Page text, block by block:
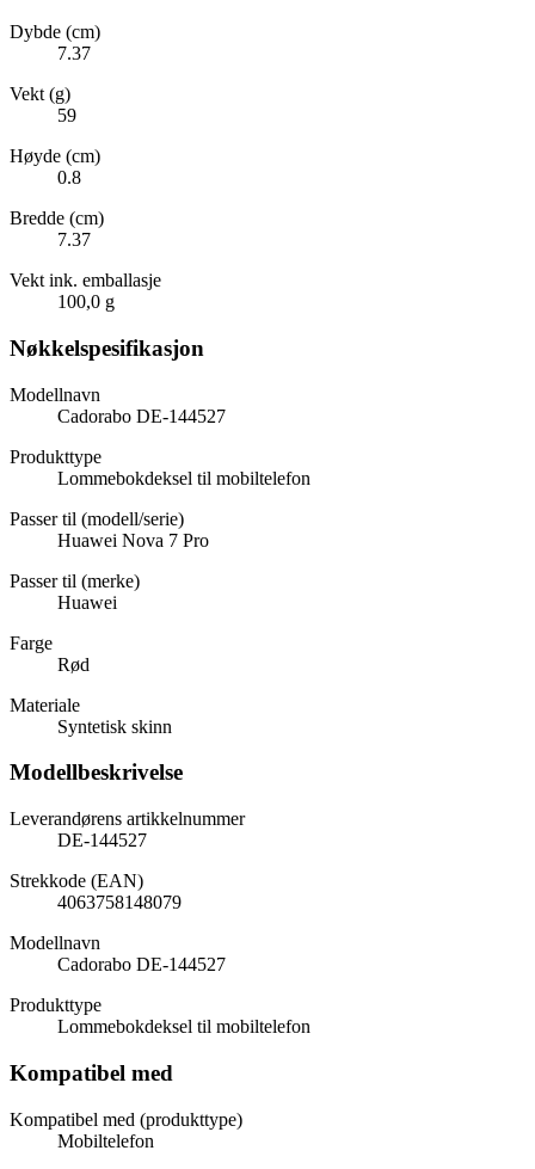
Dybde (cm)
7.37
Vekt (g)
59
Høyde (cm)
0.8
Bredde (cm)
7.37
Vekt ink. emballasje
100,0 g
Nøkkelspesifikasjon
Modellnavn
Cadorabo DE-144527
Produkttype
Lommebokdeksel til mobiltelefon
Passer til (modell/serie)
Huawei Nova 7 Pro
Passer til (merke)
Huawei
Farge
Rød
Materiale
Syntetisk skinn
Modellbeskrivelse
Leverandørens artikkelnummer
DE-144527
Strekkode (EAN)
4063758148079
Modellnavn
Cadorabo DE-144527
Produkttype
Lommebokdeksel til mobiltelefon
Kompatibel med
Kompatibel med (produkttype)
Mobiltelefon